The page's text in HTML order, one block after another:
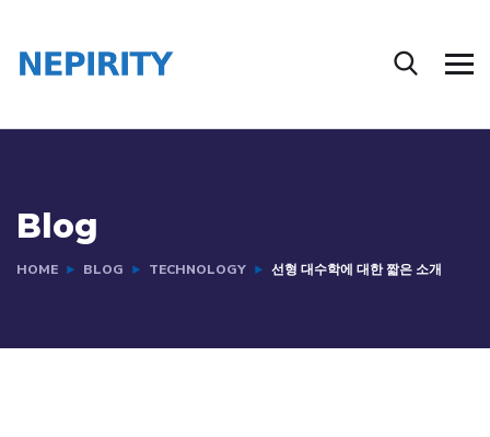
Blog
HOME BLOG TECHNOLOGY 선형 대수학에 대한 짧은 소개